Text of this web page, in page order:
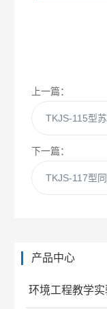
上一篇：
TKJS-115型
下一篇：
TKJS-117型
产品中心
环境工程教学